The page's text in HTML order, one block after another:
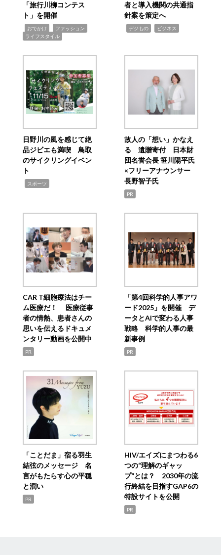
「旅行川柳コンテス
ト」を開催
おでかけ ファッション
ライフスタイル
者と導入機関の共通指
針案を策定へ
デジもの ビジネス
日野川の風を感じて絶
品ジビエも満喫 鳥取
のサイクリングイベン
ト
スポーツ
故人の「想い」かなえ
る 遺贈寄付 日本財
団名誉会長 笹川陽平氏
×フリーアナウンサー
長野智子氏
PR
CAR T細胞療法はチー
ム医療だ！ 医療従事
者の情熱、患者さんの
思いを伝えるドキュメ
ンタリー動画を公開中
PR
「第4回科学的人事アワ
ード2025」を開催 デ
ータとAIで変わる人事
戦略 科学的人事の最
新事例
PR
「ことだま」宿る羽生
結弦のメッセージ 名
言がもたらす心の平穏
と潤い
PR
HIV/エイズにまつわる6
つの“理解のギャッ
プ”とは？ 2030年の流
行終結を目指すGAP6の
特設サイトを公開
PR